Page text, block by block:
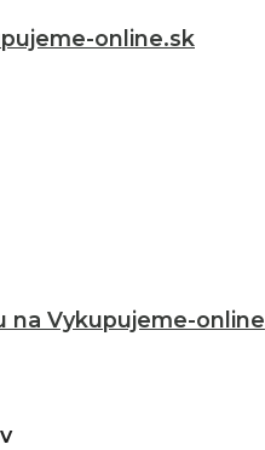
online.sk
na Vykupujeme-online